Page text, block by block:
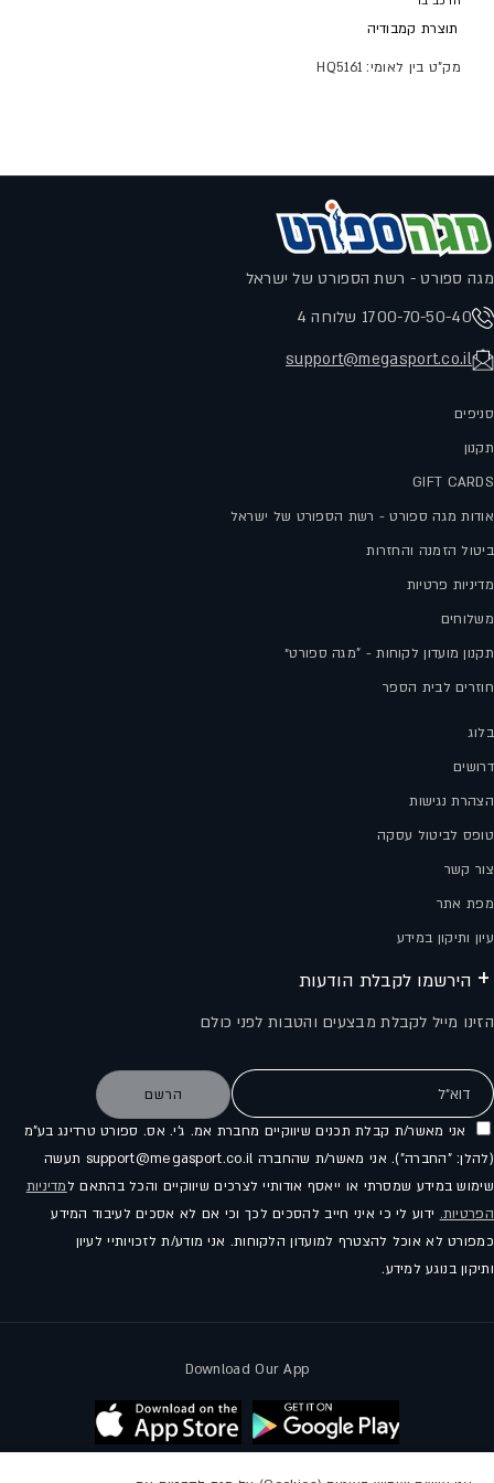
בקנייה מעל 300 ש"ח משלוח עד הבית בחינם!
תוצרת קמבודיה
מק"ט בין לאומי: HQ5161
מגה ספורט - רשת הספורט של ישראל
1700-70-50-40 שלוחה 4
support@megasport.co.il
סניפים
תקנון
GIFT CARDS
אודות מגה ספורט - רשת הספורט של ישראל
ביטול הזמנה והחזרות
מדיניות פרטיות
משלוחים
תקנון מועדון לקוחות - "מגה ספורט״
חוזרים לבית הספר
בלוג
דרושים
הצהרת נגישות
טופס לביטול עסקה
צור קשר
מפת אתר
עיון ותיקון במידע
הירשמו לקבלת הודעות
הזינו מייל לקבלת מבצעים והטבות לפני כולם
דוא"ל הרשם
אני מאשר/ת קבלת תכנים שיווקיים מחברת אמ. ג'י. אס. ספורט טרדינג בע"מ
(להלן: "החברה"). אני מאשר/ת שהחברה support@megasport.co.il תעשה
שימוש במידע שמסרתי או ייאסף אודותיי לצרכים שיווקיים והכל בהתאם למדיניות
הפרטיות. ידוע לי כי איני חייב להסכים לכך וכי אם לא אסכים לעיבוד המידע
כמפורט לא אוכל להצטרף למועדון הלקוחות. אני מודע/ת לזכויותיי לעיון
ותיקון בנוגע למידע.
Download Our App